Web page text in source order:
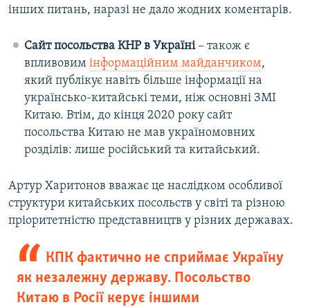
інших питань, наразі не дало жодних коментарів.
Сайт посольства КНР в Україні – також є
впливовим інформаційним майданчиком,
який публікує навіть більше інформації на
українсько-китайські теми, ніж основні ЗМІ
Китаю. Втім, до кінця 2020 року сайт
посольства Китаю не мав україномовних
розділів: лише російський та китайський.
Артур Харитонов вважає це наслідком особливої
структури китайських посольств у світі та різною
пріоритетністю представництв у різних державах.
КПК фактично не сприймає Україну
як незалежну державу. Посольство
Китаю в Росії керує іншими